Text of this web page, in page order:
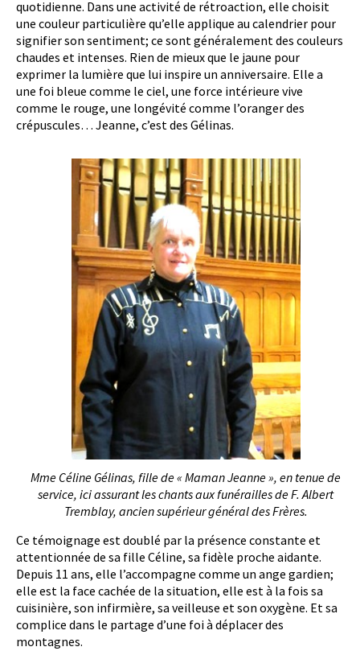
quotidienne. Dans une activité de rétroaction, elle choisit
une couleur particulière qu’elle applique au calendrier pour
signifier son sentiment; ce sont généralement des couleurs
chaudes et intenses. Rien de mieux que le jaune pour
exprimer la lumière que lui inspire un anniversaire. Elle a
une foi bleue comme le ciel, une force intérieure vive
comme le rouge, une longévité comme l’oranger des
crépuscules… Jeanne, c’est des Gélinas.
Mme Céline Gélinas, fille de « Maman Jeanne », en tenue de
service, ici assurant les chants aux funérailles de F. Albert
Tremblay, ancien supérieur général des Frères.
Ce témoignage est doublé par la présence constante et
attentionnée de sa fille Céline, sa fidèle proche aidante.
Depuis 11 ans, elle l’accompagne comme un ange gardien;
elle est la face cachée de la situation, elle est à la fois sa
cuisinière, son infirmière, sa veilleuse et son oxygène. Et sa
complice dans le partage d’une foi à déplacer des
montagnes.